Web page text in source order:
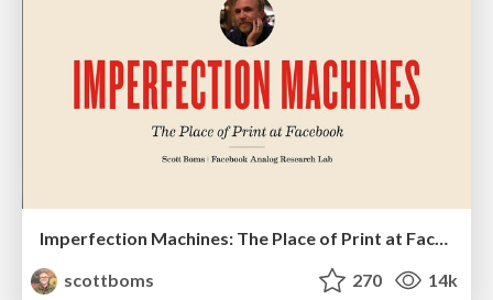
Imperfection Machines: The Place of Print at Facebook
scottboms
270 14k